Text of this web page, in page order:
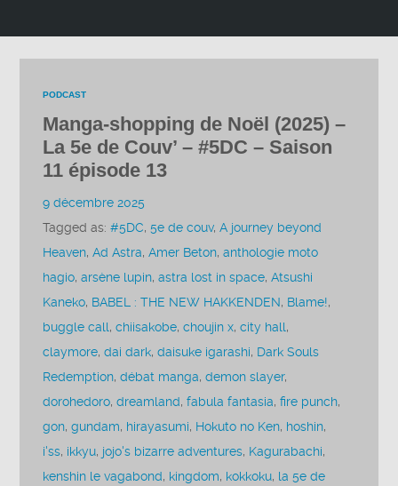
PODCAST
Manga-shopping de Noël (2025) –
La 5e de Couv’ – #5DC – Saison
11 épisode 13
9 décembre 2025
Tagged as:#5DC,5e de couv,A journey beyond
Heaven,Ad Astra,Amer Beton,anthologie moto
hagio,arsène lupin,astra lost in space,Atsushi
Kaneko, BABEL : THE NEW HAKKENDEN, Blame!,
buggle call,chiisakobe,choujin x,city hall,
claymore,dai dark,daisuke igarashi, Dark Souls
Redemption,débat manga,demon slayer,
dorohedoro,dreamland,fabula fantasia,fire punch,
gon,gundam, hirayasumi, Hokuto no Ken, hoshin,
i'ss, ikkyu, jojo's bizarre adventures, Kagurabachi,
kenshin le vagabond, kingdom, kokkoku, la 5e de